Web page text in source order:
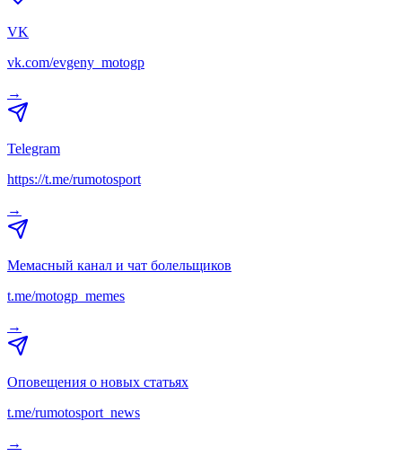
VK
vk.com/evgeny_motogp
→
Telegram
https://t.me/rumotosport
→
Мемасный канал и чат болельщиков
t.me/motogp_memes
→
Оповещения о новых статьях
t.me/rumotosport_news
→